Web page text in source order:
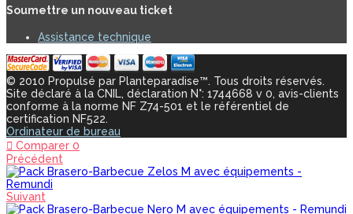
Soumettre un nouveau ticket
Assistance technique
© 2010 Propulsé par Planteparadise™. Tous droits réservés.
Site déclaré à la CNIL, déclaration N°: 1744668 v 0, avis-clients
conforme à la norme NF Z74-501 et le référentiel de
certification NF522.
Ordinateur de bureau
Comparer 0
Précédent
Suivant